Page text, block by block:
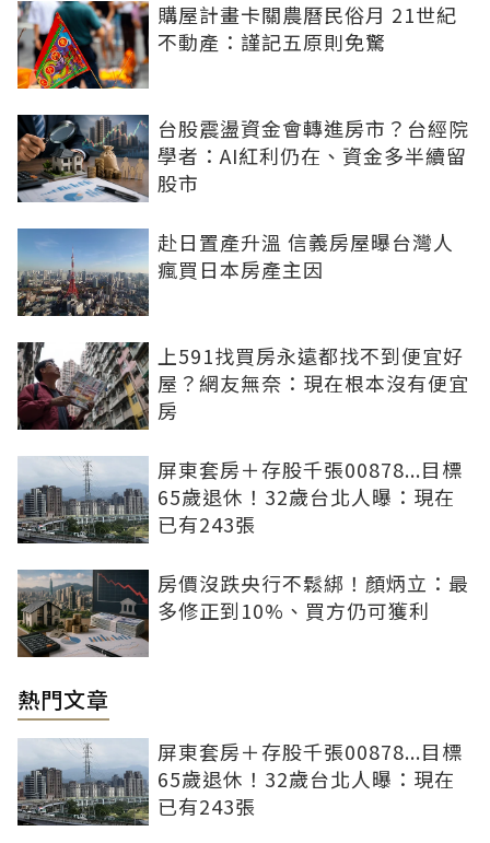
購屋計畫卡關農曆民俗月 21世紀
不動產：謹記五原則免驚
台股震盪資金會轉進房市？台經院
學者：AI紅利仍在、資金多半續留
股市
赴日置產升溫 信義房屋曝台灣人
瘋買日本房產主因
上591找買房永遠都找不到便宜好
屋？網友無奈：現在根本沒有便宜
房
屏東套房＋存股千張00878...目標
65歲退休！32歲台北人曝：現在
已有243張
房價沒跌央行不鬆綁！顏炳立：最
多修正到10%、買方仍可獲利
熱門文章
屏東套房＋存股千張00878...目標
65歲退休！32歲台北人曝：現在
已有243張